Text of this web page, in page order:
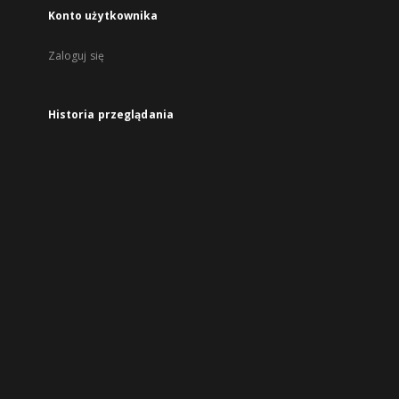
Konto użytkownika
Zaloguj się
Historia przeglądania